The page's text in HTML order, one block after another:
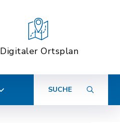
Digitaler Ortsplan
SUCHE